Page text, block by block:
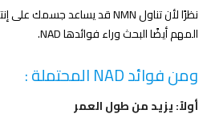
المهم أيضًا البحث وراء فوائدها NAD.
ومن فوائد NAD المحتملة :
أولاً: يزيد من طول العمر